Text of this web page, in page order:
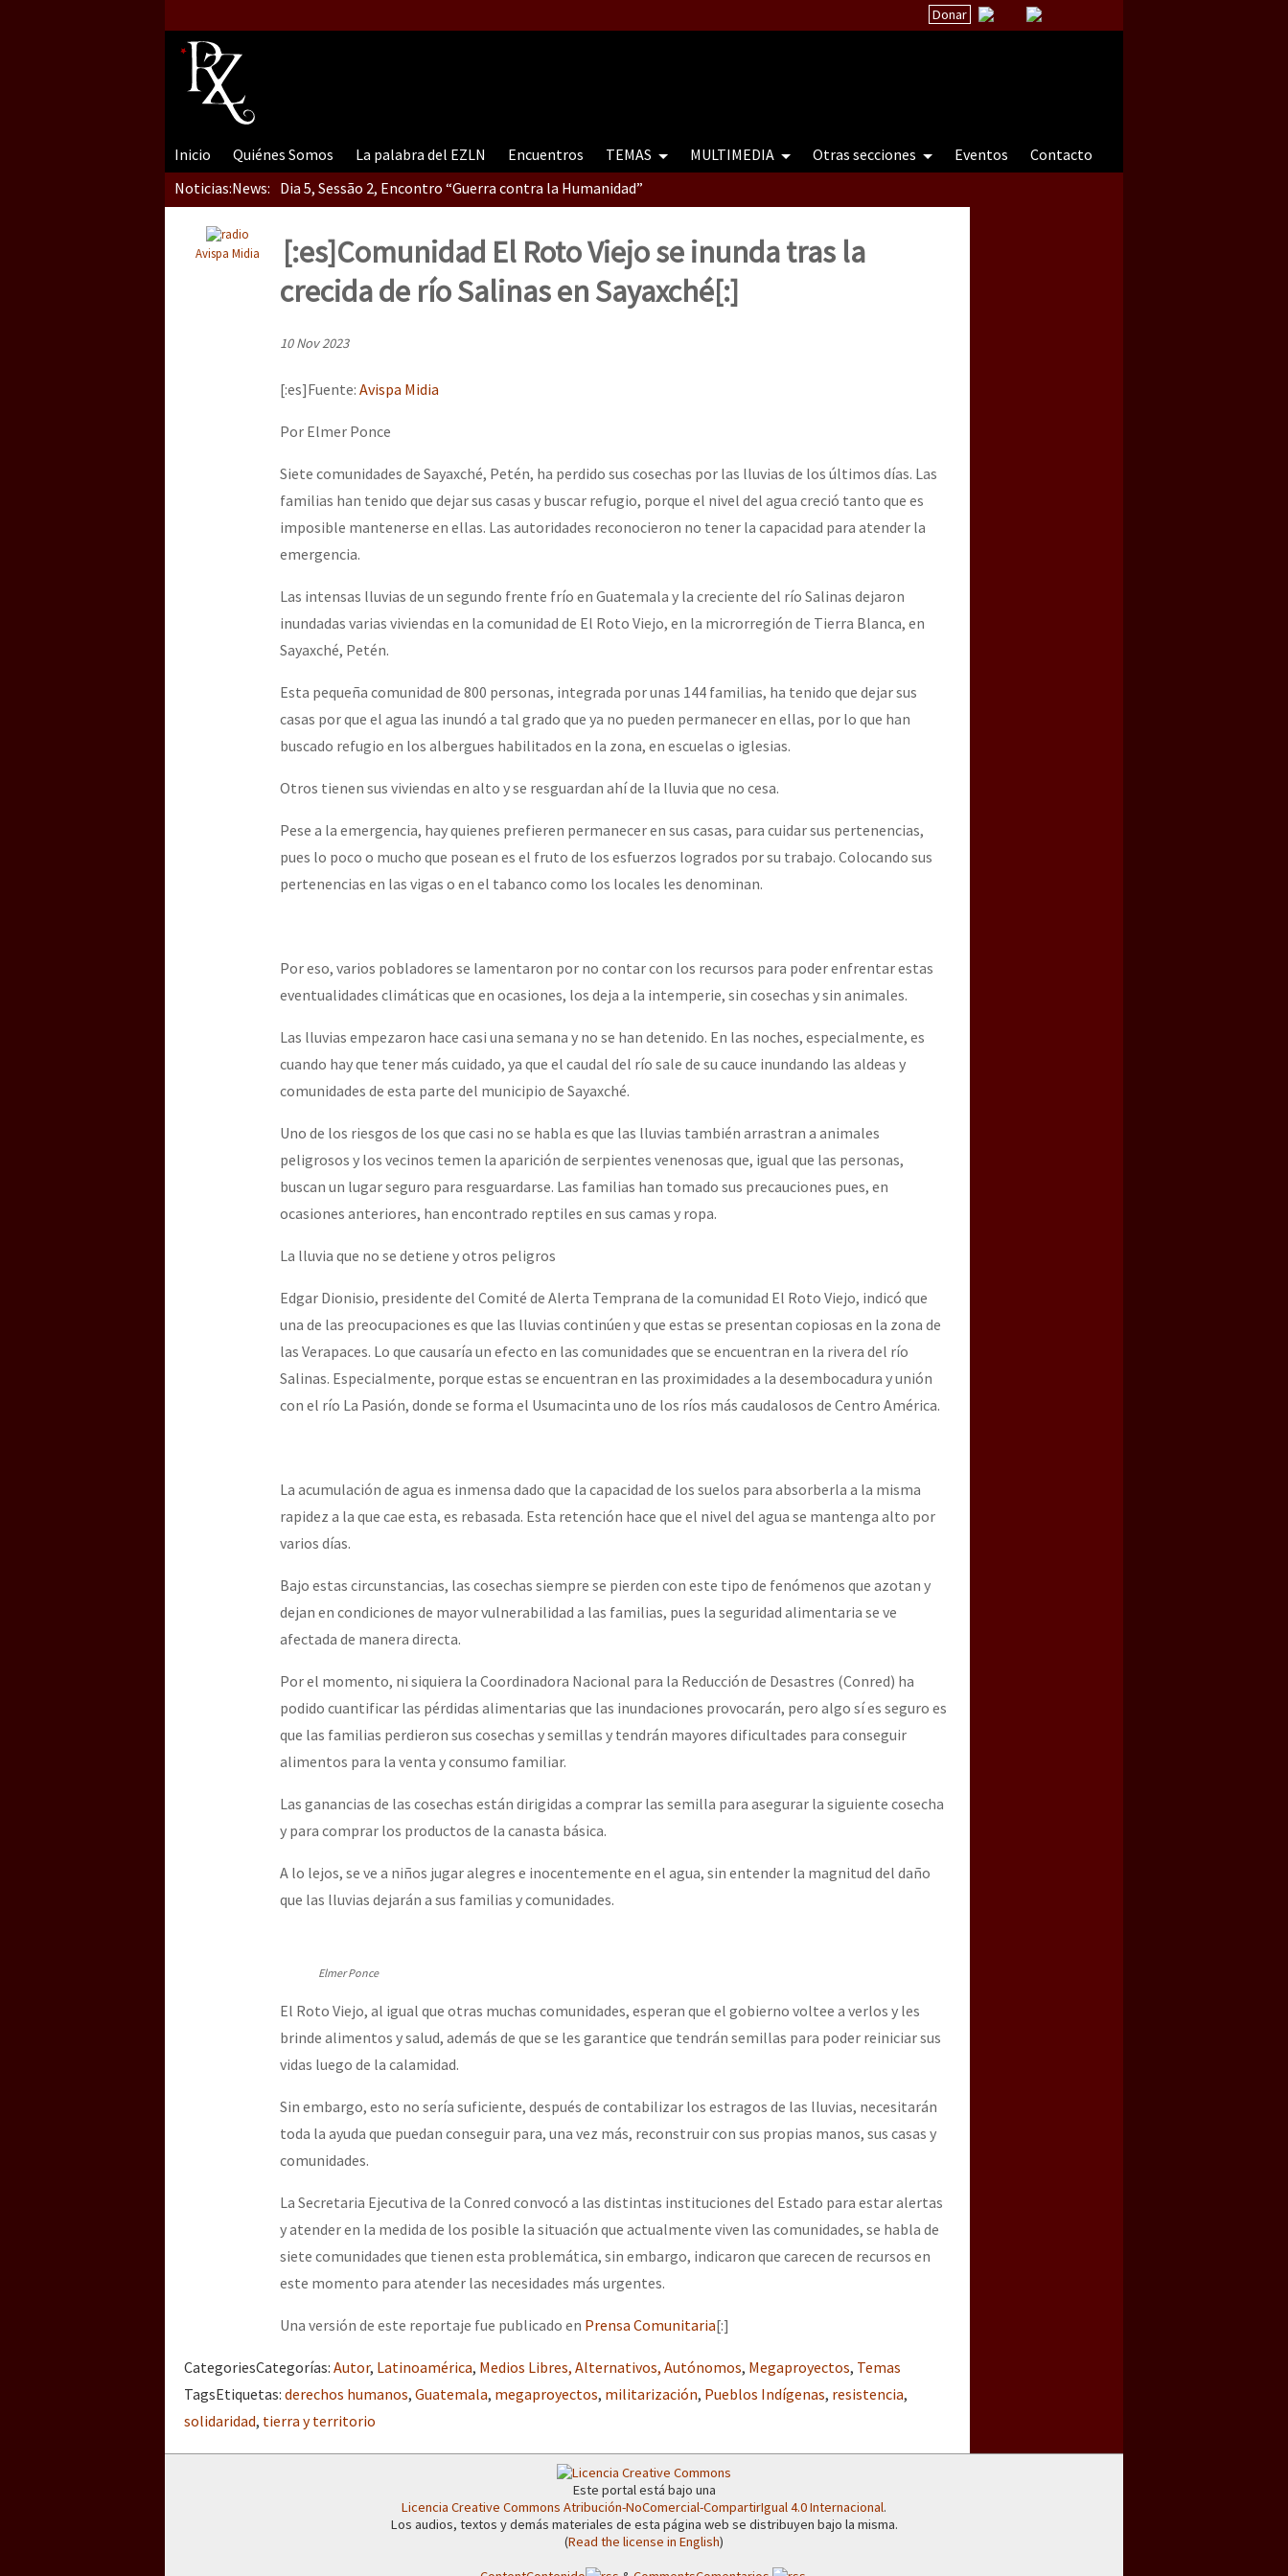
Donar
Inicio Quiénes Somos La palabra del EZLN Encuentros TEMAS MULTIMEDIA Otras secciones Eventos
Contacto
Noticias:News: Dia 5, Sessão 2, Encontro “Guerra contra la Humanidad”
Dia 5, sessão 1, do Encontro “Guerra contra a Humanidade”(As populações e a natureza e a natureza sob cerco)
Dia 4 – Encontro “Guerra contra a Humanidade” (As populações e a natureza sob cerco)
Dia 3 do Encontro “Guerra contra a Humanidade”
Dia 2 do Encontro “Guerra contra a Humanidad”
Dia 1: Encontro “Guerra contra a Humanidade”
“Sonhando a Terra do Bem Virá” se publica no Estado Espanhol
Se o México sabe, que o mundo saiba! Nossas lutas pela memória, a justiça e a dignidade
Avispa Midia
[:es]Comunidad El Roto Viejo se inunda tras la
crecida de río Salinas en Sayaxché[:]
10 Nov 2023
[:es]Fuente: Avispa Midia
Por Elmer Ponce
Siete comunidades de Sayaxché, Petén, ha perdido sus cosechas por las lluvias de los últimos días. Las
familias han tenido que dejar sus casas y buscar refugio, porque el nivel del agua creció tanto que es
imposible mantenerse en ellas. Las autoridades reconocieron no tener la capacidad para atender la
emergencia.
Las intensas lluvias de un segundo frente frío en Guatemala y la creciente del río Salinas dejaron
inundadas varias viviendas en la comunidad de El Roto Viejo, en la microrregión de Tierra Blanca, en
Sayaxché, Petén.
Esta pequeña comunidad de 800 personas, integrada por unas 144 familias, ha tenido que dejar sus
casas por que el agua las inundó a tal grado que ya no pueden permanecer en ellas, por lo que han
buscado refugio en los albergues habilitados en la zona, en escuelas o iglesias.
Otros tienen sus viviendas en alto y se resguardan ahí de la lluvia que no cesa.
Pese a la emergencia, hay quienes prefieren permanecer en sus casas, para cuidar sus pertenencias,
pues lo poco o mucho que posean es el fruto de los esfuerzos logrados por su trabajo. Colocando sus
pertenencias en las vigas o en el tabanco como los locales les denominan.
Por eso, varios pobladores se lamentaron por no contar con los recursos para poder enfrentar estas
eventualidades climáticas que en ocasiones, los deja a la intemperie, sin cosechas y sin animales.
Las lluvias empezaron hace casi una semana y no se han detenido. En las noches, especialmente, es
cuando hay que tener más cuidado, ya que el caudal del río sale de su cauce inundando las aldeas y
comunidades de esta parte del municipio de Sayaxché.
Uno de los riesgos de los que casi no se habla es que las lluvias también arrastran a animales
peligrosos y los vecinos temen la aparición de serpientes venenosas que, igual que las personas,
buscan un lugar seguro para resguardarse. Las familias han tomado sus precauciones pues, en
ocasiones anteriores, han encontrado reptiles en sus camas y ropa.
La lluvia que no se detiene y otros peligros
Edgar Dionisio, presidente del Comité de Alerta Temprana de la comunidad El Roto Viejo, indicó que
una de las preocupaciones es que las lluvias continúen y que estas se presentan copiosas en la zona de
las Verapaces. Lo que causaría un efecto en las comunidades que se encuentran en la rivera del río
Salinas. Especialmente, porque estas se encuentran en las proximidades a la desembocadura y unión
con el río La Pasión, donde se forma el Usumacinta uno de los ríos más caudalosos de Centro América.
La acumulación de agua es inmensa dado que la capacidad de los suelos para absorberla a la misma
rapidez a la que cae esta, es rebasada. Esta retención hace que el nivel del agua se mantenga alto por
varios días.
Bajo estas circunstancias, las cosechas siempre se pierden con este tipo de fenómenos que azotan y
dejan en condiciones de mayor vulnerabilidad a las familias, pues la seguridad alimentaria se ve
afectada de manera directa.
Por el momento, ni siquiera la Coordinadora Nacional para la Reducción de Desastres (Conred) ha
podido cuantificar las pérdidas alimentarias que las inundaciones provocarán, pero algo sí es seguro es
que las familias perdieron sus cosechas y semillas y tendrán mayores dificultades para conseguir
alimentos para la venta y consumo familiar.
Las ganancias de las cosechas están dirigidas a comprar las semilla para asegurar la siguiente cosecha
y para comprar los productos de la canasta básica.
A lo lejos, se ve a niños jugar alegres e inocentemente en el agua, sin entender la magnitud del daño
que las lluvias dejarán a sus familias y comunidades.
Elmer Ponce
El Roto Viejo, al igual que otras muchas comunidades, esperan que el gobierno voltee a verlos y les
brinde alimentos y salud, además de que se les garantice que tendrán semillas para poder reiniciar sus
vidas luego de la calamidad.
Sin embargo, esto no sería suficiente, después de contabilizar los estragos de las lluvias, necesitarán
toda la ayuda que puedan conseguir para, una vez más, reconstruir con sus propias manos, sus casas y
comunidades.
La Secretaria Ejecutiva de la Conred convocó a las distintas instituciones del Estado para estar alertas
y atender en la medida de los posible la situación que actualmente viven las comunidades, se habla de
siete comunidades que tienen esta problemática, sin embargo, indicaron que carecen de recursos en
este momento para atender las necesidades más urgentes.
Una versión de este reportaje fue publicado en Prensa Comunitaria[:]
CategoriesCategorías: Autor, Latinoamérica, Medios Libres, Alternativos, Autónomos, Megaproyectos, Temas
TagsEtiquetas: derechos humanos, Guatemala, megaproyectos, militarización, Pueblos Indígenas, resistencia,
solidaridad, tierra y territorio
Este portal está bajo una
Licencia Creative Commons Atribución-NoComercial-CompartirIgual 4.0 Internacional.
Los audios, textos y demás materiales de esta página web se distribuyen bajo la misma.
(Read the license in English)